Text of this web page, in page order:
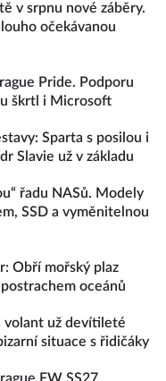
v srpnu nové záběry.
očekávanou
Pride. Podporu
škrtl i Microsoft
Sparta s posilou i
Slavie už v základu
řadu NASů. Modely
SSD a vyměnitelnou
Obří mořský plaz
oceánů
volant už devítileté
situace s řidičáky